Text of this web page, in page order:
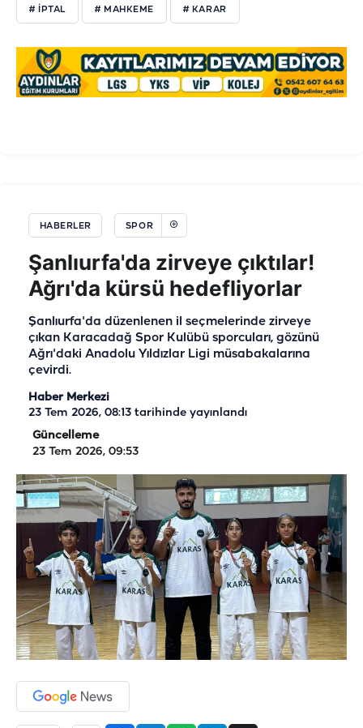
# IPTAL # MAHKEME # KARAR
HABERLER SPOR
Şanlıurfa'da zirveye çıktılar!
Ağrı'da kürsü hedefliyorlar
Şanlıurfa'da düzenlenen il seçmelerinde zirveye
çıkan Karacadağ Spor Kulübü sporcuları, gözünü
Ağrı'daki Anadolu Yıldızlar Ligi müsabakalarına
çevirdi.
Haber Merkezi
23 Tem 2026, 08:13 tarihinde yayınlandı
Güncelleme
23 Tem 2026, 09:53